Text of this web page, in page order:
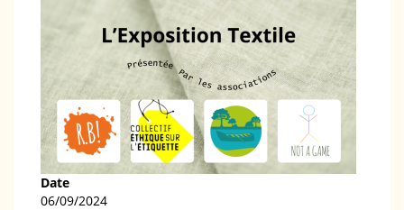
Date
06/09/2024